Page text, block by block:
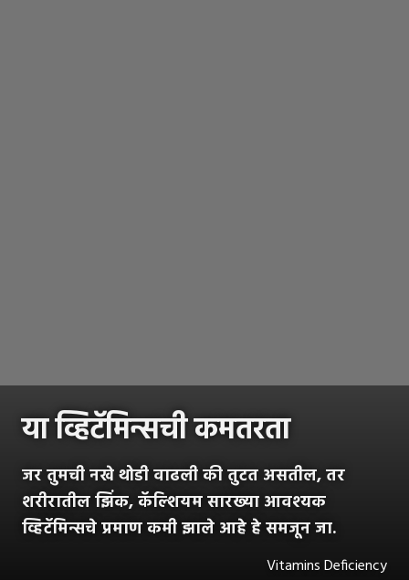
याव्हिटॅमिन्सची कमतरता
जर तुमची नखे थोडी वाढली की तुटत असतील, तर
शरीरातील झिंक, कॅल्शियम सारख्या आवश्यक
व्हिटॅमिन्सचे प्रमाण कमी झाले आहे हे समजून जा.
Vitamins Deficiency